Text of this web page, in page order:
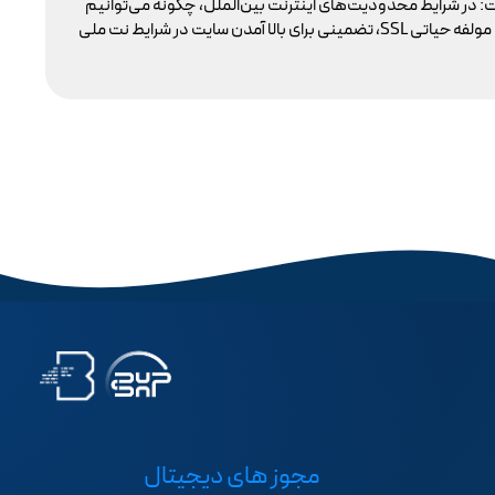
پایداری دسترسی کاربران داخلی به سایت خود را تضمین کنیم؟ بسیاری گمان می‌کنند تنها دامنه .ir کافی است، اما حقیقت این است که بدون توجه به مولفه حیاتی SSL، تضمینی برای بالا آمدن سایت در شرایط نت ملی
مجوز های دیجیتال